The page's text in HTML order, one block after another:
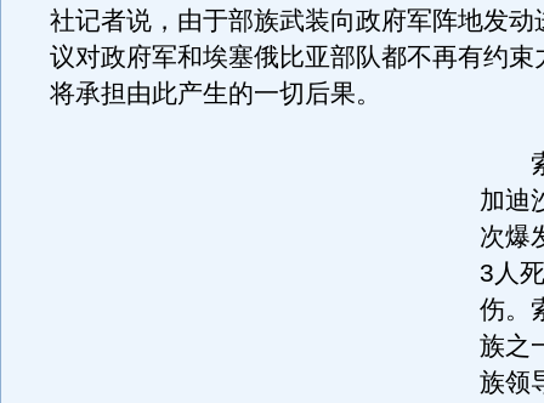
社记者说，由于部族武装向政府军阵地发动
议对政府军和埃塞俄比亚部队都不再有约束
将承担由此产生的一切后果。
索
加迪
次爆
3人
伤。
族之
族领